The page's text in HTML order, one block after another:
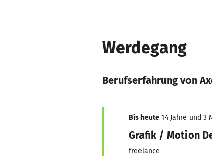
Werdegang
Berufserfahrung von
Bis heute 14 Jahre und 3
Grafik / Motion
freelance